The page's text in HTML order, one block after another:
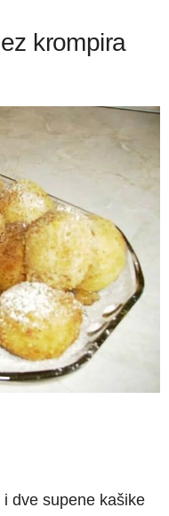
krompira
dve supene kašike